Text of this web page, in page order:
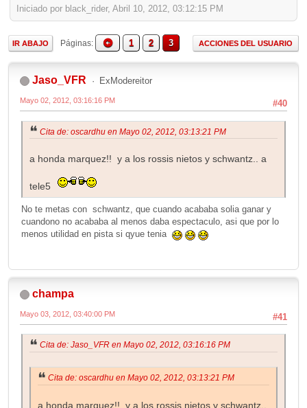
Iniciado por black_rider, Abril 10, 2012, 03:12:15 PM
IR ABAJO Páginas 1 2 3 ACCIONES DEL USUARIO
Jaso_VFR ExModereitor
#40
Mayo 02, 2012, 03:16:16 PM
Cita de: oscardhu en Mayo 02, 2012, 03:13:21 PM
a honda marquez!! y a los rossis nietos y schwantz.. a
tele5
No te metas con schwantz, que cuando acababa solia ganar y
cuandono no acababa al menos daba espectaculo, asi que por lo
menos utilidad en pista si qyue tenia
champa
#41
Mayo 03, 2012, 03:40:00 PM
Cita de: Jaso_VFR en Mayo 02, 2012, 03:16:16 PM
Cita de: oscardhu en Mayo 02, 2012, 03:13:21 PM
a honda marquez!! y a los rossis nietos y schwantz..